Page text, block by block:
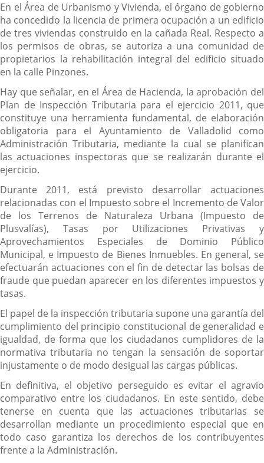
En el Área de Urbanismo y Vivienda, el órgano de gobierno
ha concedido la licencia de primera ocupación a un edificio
de tres viviendas construido en la cañada Real. Respecto a
los permisos de obras, se autoriza a una comunidad de
propietarios la rehabilitación integral del edificio situado
en la calle Pinzones.
Hay que señalar, en el Área de Hacienda, la aprobación del
Plan de Inspección Tributaria para el ejercicio 2011, que
constituye una herramienta fundamental, de elaboración
obligatoria para el Ayuntamiento de Valladolid como
Administración Tributaria, mediante la cual se planifican
las actuaciones inspectoras que se realizarán durante el
ejercicio.
Durante 2011, está previsto desarrollar actuaciones
relacionadas con el Impuesto sobre el Incremento de Valor
de los Terrenos de Naturaleza Urbana (Impuesto de
Plusvalías), Tasas por Utilizaciones Privativas y
Aprovechamientos Especiales de Dominio Público
Municipal, e Impuesto de Bienes Inmuebles. En general, se
efectuarán actuaciones con el fin de detectar las bolsas de
fraude que puedan aparecer en los diferentes impuestos y
tasas.
El papel de la inspección tributaria supone una garantía del
cumplimiento del principio constitucional de generalidad e
igualdad, de forma que los ciudadanos cumplidores de la
normativa tributaria no tengan la sensación de soportar
injustamente o de modo desigual las cargas públicas.
En definitiva, el objetivo perseguido es evitar el agravio
comparativo entre los ciudadanos. En este sentido, debe
tenerse en cuenta que las actuaciones tributarias se
desarrollan mediante un procedimiento especial que en
todo caso garantiza los derechos de los contribuyentes
frente a la Administración.